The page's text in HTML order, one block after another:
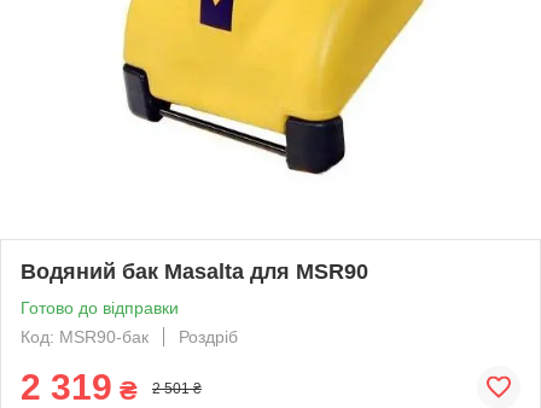
Водяний бак Masalta для MSR90
Готово до відправки
Код: MSR90-бак
Роздріб
2 319 ₴ 2 501 ₴